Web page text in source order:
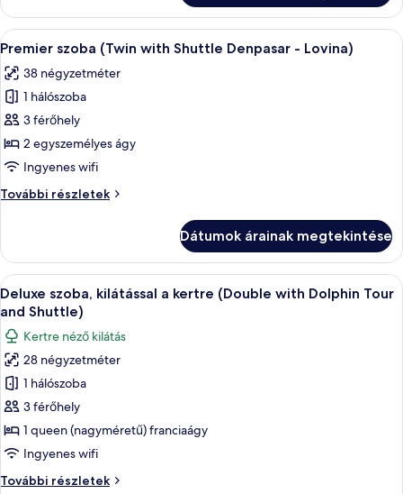
Shuttle
Denpasar
-)
with
Shuttle
Denpasar
további
részletei
A
következő
szoba
összes
képének
megtekintése:
Premier
(Twin
Denpasar
-
Lovina)
Egy szállodai szoba két ággyal, egy
6
Premier szoba (Twin with Shuttle Denpasar - Lovina)
38 négyzetméter
1 hálószoba
3 férőhely
2 egyszemélyes ágy
Ingyenes wifi
További részletek
Premier
Shuttle
Denpasar
-
Lovina)
részletei
Dátumok árainak megtekintése
A
következő
szoba
összes
képének
megtekintése:
Deluxe
szoba,
kilátással
Egy modern szállodai szoba,
8
Deluxe szoba, kilátással a kertre (Double with Dolphin Tour
and Shuttle)
Kertre néző kilátás
28 négyzetméter
1 hálószoba
3 férőhely
1 queen (nagyméretű) franciaágy
Ingyenes wifi
További részletek
Deluxe